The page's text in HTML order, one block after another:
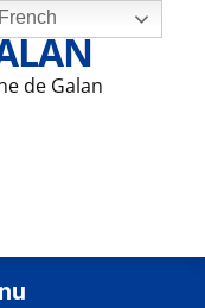
de Galan
French